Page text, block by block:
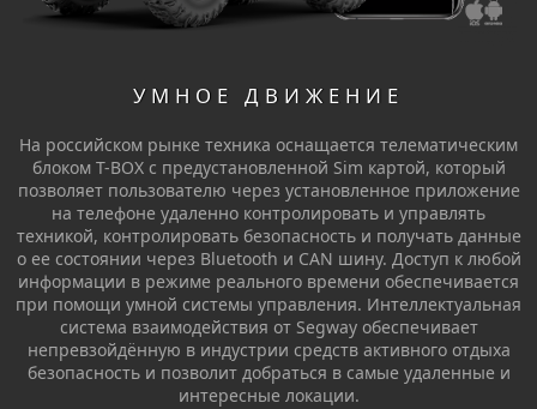
УМНОЕ ДВИЖЕНИЕ
На российском рынке техника оснащается телематическим
блоком T-BOX c предустановленной Sim картой, который
позволяет пользователю через установленное приложение
на телефоне удаленно контролировать и управлять
техникой, контролировать безопасность и получать данные
о ее состоянии через Bluetooth и CAN шину. Доступ к любой
информации в режиме реального времени обеспечивается
при помощи умной системы управления. Интеллектуальная
система взаимодействия от Segway обеспечивает
непревзойдённую в индустрии средств активного отдыха
безопасность и позволит добраться в самые удаленные и
интересные локации.